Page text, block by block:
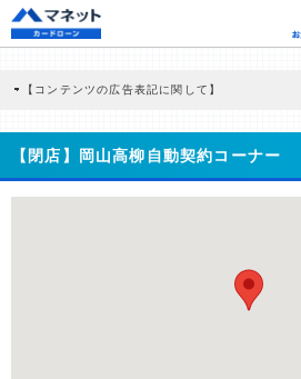
【コンテンツの広告表記に関して】
商品を根拠なくPRするものではなく、当編集部の
どに基づき、公平性を担保した情報提供を行ってい
>提携企業一覧
【閉店】岡山高柳自動契約コーナー